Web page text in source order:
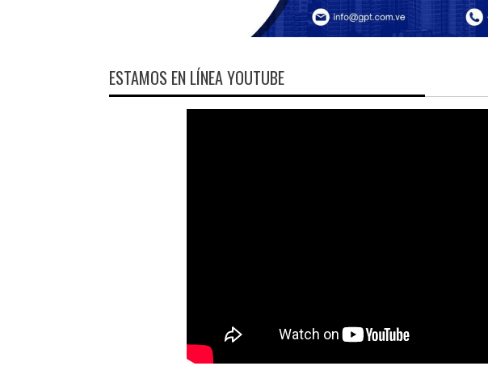
ESTAMOS EN LÍNEA YOUTUBE